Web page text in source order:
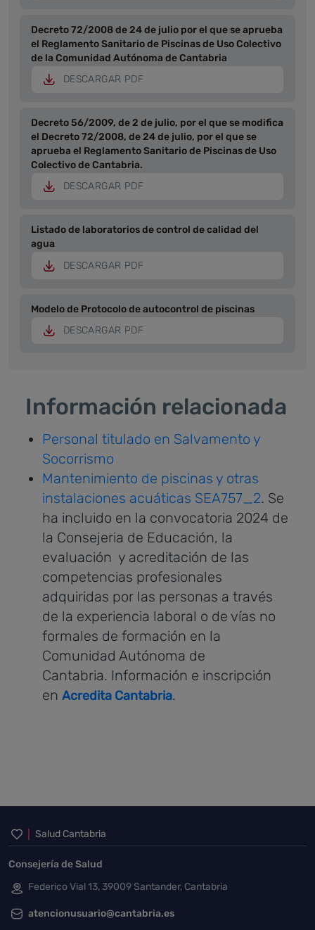
Decreto 72/2008 de 24 de julio por el que se aprueba
el Reglamento Sanitario de Piscinas de Uso Colectivo
de la Comunidad Autónoma de Cantabria
DESCARGAR PDF
Decreto 56/2009, de 2 de julio, por el que se modifica
el Decreto 72/2008, de 24 de julio, por el que se
aprueba el Reglamento Sanitario de Piscinas de Uso
Colectivo de Cantabria.
DESCARGAR PDF
Listado de laboratorios de control de calidad del
agua
DESCARGAR PDF
Modelo de Protocolo de autocontrol de piscinas
DESCARGAR PDF
Información relacionada
Personal titulado en Salvamento y
Socorrismo
Mantenimiento de piscinas y otras
instalaciones acuáticas SEA757_2. Se
ha incluido en la convocatoria 2024 de
la Consejeria de Educación, la
evaluación y acreditación de las
competencias profesionales
adquiridas por las personas a través
de la experiencia laboral o de vías no
formales de formación en la
Comunidad Autónoma de
Cantabria. Información e inscripción
en Acredita Cantabria.
Inicio del pie de página
Salud Cantabria
Consejería de Salud
Federico Vial 13, 39009 Santander, Cantabria
atencionusuario@cantabria.es